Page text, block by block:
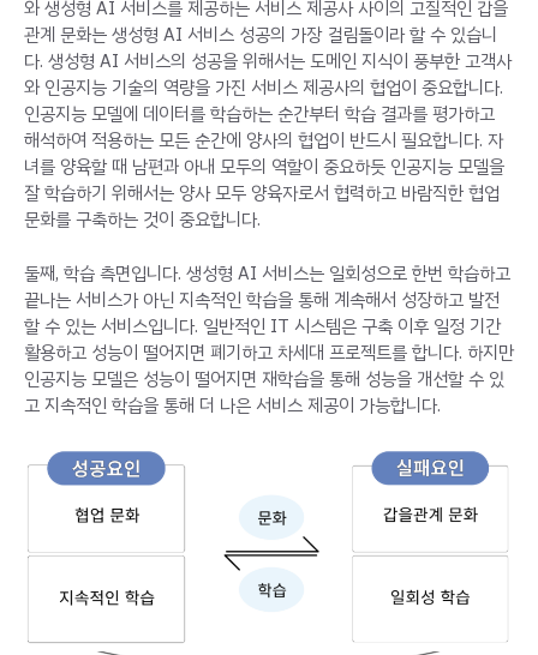
와 생성형 AI 서비스를 제공하는 서비스 제공사 사이의 고질적인 갑을
관계 문화는 생성형 AI 서비스 성공의 가장 걸림돌이라 할 수 있습니
다. 생성형 AI 서비스의 성공을 위해서는 도메인 지식이 풍부한 고객사
와 인공지능 기술의 역량을 가진 서비스 제공사의 협업이 중요합니다.
인공지능 모델에 데이터를 학습하는 순간부터 학습 결과를 평가하고
해석하여 적용하는 모든 순간에 양사의 협업이 반드시 필요합니다. 자
녀를 양육할 때 남편과 아내 모두의 역할이 중요하듯 인공지능 모델을
잘 학습하기 위해서는 양사 모두 양육자로서 협력하고 바람직한 협업
문화를 구축하는 것이 중요합니다.
둘째, 학습 측면입니다. 생성형 AI 서비스는 일회성으로 한번 학습하고
끝나는 서비스가 아닌 지속적인 학습을 통해 계속해서 성장하고 발전
할 수 있는 서비스입니다. 일반적인 IT 시스템은 구축 이후 일정 기간
활용하고 성능이 떨어지면 폐기하고 차세대 프로젝트를 합니다. 하지만
인공지능 모델은 성능이 떨어지면 재학습을 통해 성능을 개선할 수 있
고 지속적인 학습을 통해 더 나은 서비스 제공이 가능합니다.